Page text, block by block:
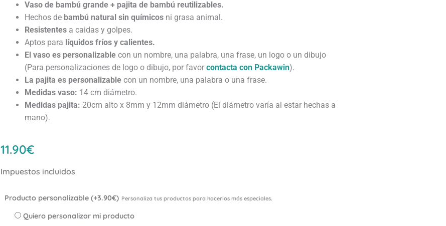
Vaso de bambú grande + pajita de bambú reutilizables.
Hechos de bambú natural sin químicos ni grasa animal.
Resistentes a caidas y golpes.
Aptos para líquidos fríos y calientes.
El vaso es personalizable con un nombre, una palabra, una frase, un logo o un dibujo
(Para personalizaciones de logo o dibujo, por favor contacta con Packawin).
La pajita es personalizable con un nombre, una palabra o una frase.
Medidas vaso: 14 cm diámetro.
Medidas pajita: 20cm alto x 8mm y 12mm diámetro (El diámetro varía al estar hechas a
mano).
11.90€
Impuestos incluidos
Producto personalizable (+3.90€) Personaliza tus productos para hacerlos más especiales.
Quiero personalizar mi producto
Vaso
Bambú